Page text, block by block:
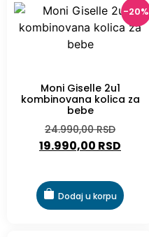
-20%
Moni Giselle 2u1
kombinovana kolica za
bebe
24.990,00RSD
19.990,00 RSD
Dodaj u korpu